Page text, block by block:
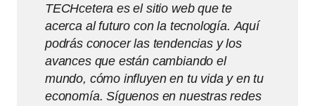
TECHcetera es el sitio web que te
acerca al futuro con la tecnología. Aquí
podrás conocer las tendencias y los
avances que están cambiando el
mundo, cómo influyen en tu vida y en tu
economía. Síguenos en nuestras redes